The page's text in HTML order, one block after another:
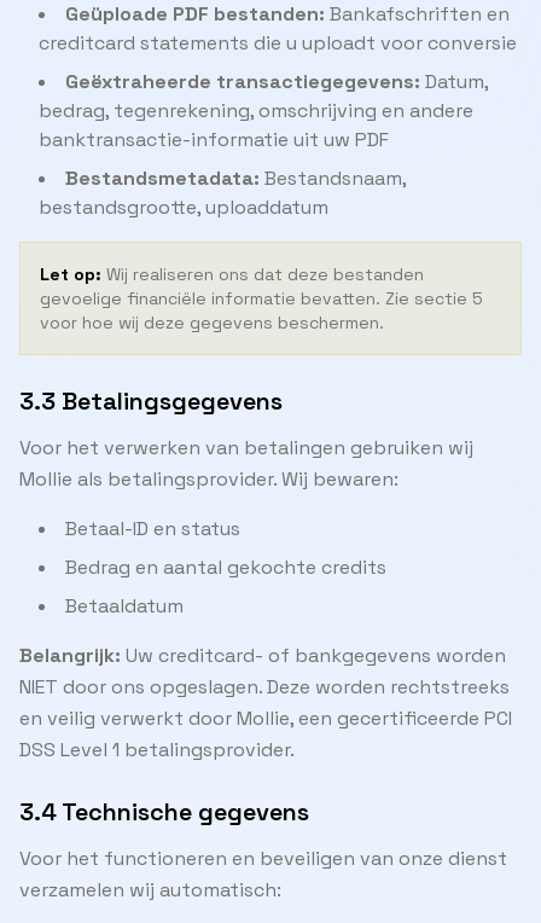
Geüploade PDF bestanden: Bankafschriften en
creditcard statements die u uploadt voor conversie
Geëxtraheerde transactiegegevens: Datum,
bedrag, tegenrekening, omschrijving en andere
banktransactie-informatie uit uw PDF
Bestandsmetadata: Bestandsnaam,
bestandsgrootte, uploaddatum
Let op: Wij realiseren ons dat deze bestanden
gevoelige financiële informatie bevatten. Zie sectie 5
voor hoe wij deze gegevens beschermen.
3.3 Betalingsgegevens
Voor het verwerken van betalingen gebruiken wij
Mollie als betalingsprovider. Wij bewaren:
Betaal-ID en status
Bedrag en aantal gekochte credits
Betaaldatum
Belangrijk: Uw creditcard- of bankgegevens worden
NIET door ons opgeslagen. Deze worden rechtstreeks
en veilig verwerkt door Mollie, een gecertificeerde PCI
DSS Level 1 betalingsprovider.
3.4 Technische gegevens
Voor het functioneren en beveiligen van onze dienst
verzamelen wij automatisch: